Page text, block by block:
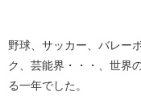
野球、サッカー、バレー
ク、芸能界・・・、世界
る一年でした。